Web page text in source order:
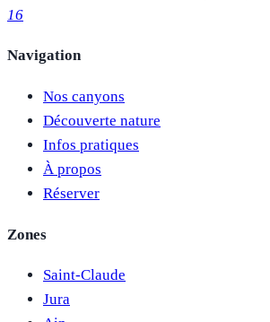
16
Navigation
Nos canyons
Découverte nature
Infos pratiques
À propos
Réserver
Zones
Saint-Claude
Jura